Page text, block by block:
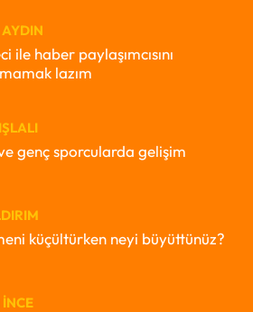
ile haber paylaşımcısını
lazım
genç sporcularda gelişim
küçültürken neyi büyüttünüz?